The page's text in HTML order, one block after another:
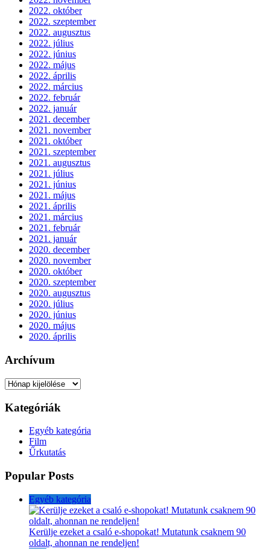
2022. október
2022. szeptember
2022. augusztus
2022. július
2022. június
2022. május
2022. április
2022. március
2022. február
2022. január
2021. december
2021. november
2021. október
2021. szeptember
2021. augusztus
2021. július
2021. június
2021. május
2021. április
2021. március
2021. február
2021. január
2020. december
2020. november
2020. október
2020. szeptember
2020. augusztus
2020. július
2020. június
2020. május
2020. április
Archívum
Archívum
Kategóriák
Egyéb kategória
Film
Űrkutatás
Popular Posts
Egyéb kategória
Kerülje ezeket a csaló e-shopokat! Mutatunk csaknem 90
oldalt, ahonnan ne rendeljen!